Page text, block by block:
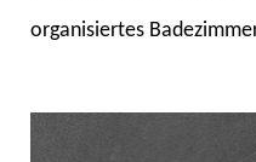
organisiertes